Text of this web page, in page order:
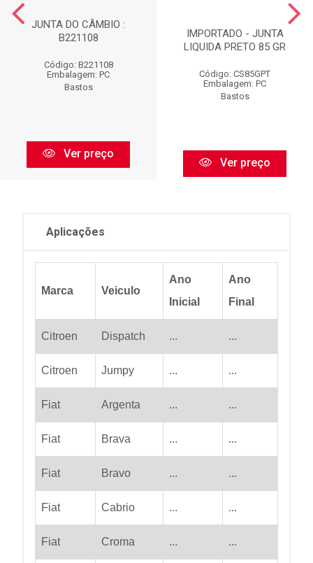
JUNTA DO CÂMBIO :
B221108
Código: B221108
Embalagem: PC
Bastos
Ver preço
IMPORTADO - JUNTA
LIQUIDA PRETO 85 GR
Código: CS85GPT
Embalagem: PC
Bastos
Ver preço
Aplicações
Marca Veiculo
Ano
Inicial
Ano
Final
Citroen Dispatch ... ...
Citroen Jumpy ... ...
Fiat Argenta ... ...
Fiat Brava ... ...
Fiat Bravo ... ...
Fiat Cabrio ... ...
Fiat Croma ... ...